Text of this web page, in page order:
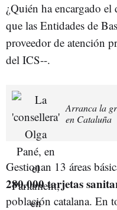
¿Quién ha encargado
que las Entidades de
proveedor de atención
del ICS--.
Arranca la
en Cataluña
Gestionan 13 áreas
280.000 tarjetas
población catalana. En